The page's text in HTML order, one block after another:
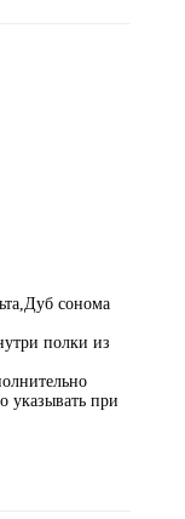
сонома
полки из
указывать при